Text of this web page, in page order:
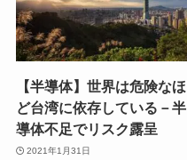
【半導体】世界は危険なほ
ど台湾に依存している－半
導体不足でリスク露呈
2021年1月31日